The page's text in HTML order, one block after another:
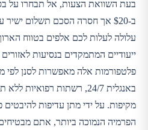
בעת השוואת הצעות, אל תבחרו על
ב-$20 אך חסרה הסכם תשלום
עלולה לעלות לכם אלפים בטווח
ייעודיים המתמקדים בנסיעות לאזורים
פלטפורמות אלה מאפשרות לסנן לפי
באנגלית 24/7, רשתות
מקיפות. על ידי מתן עדיפות להיבטים
הפרמיה הנמוכה ביותר, אתם